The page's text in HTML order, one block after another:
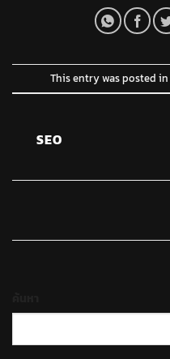
This entry was posted in
SEO